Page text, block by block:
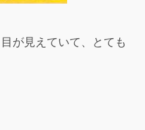
が見えていて、とても